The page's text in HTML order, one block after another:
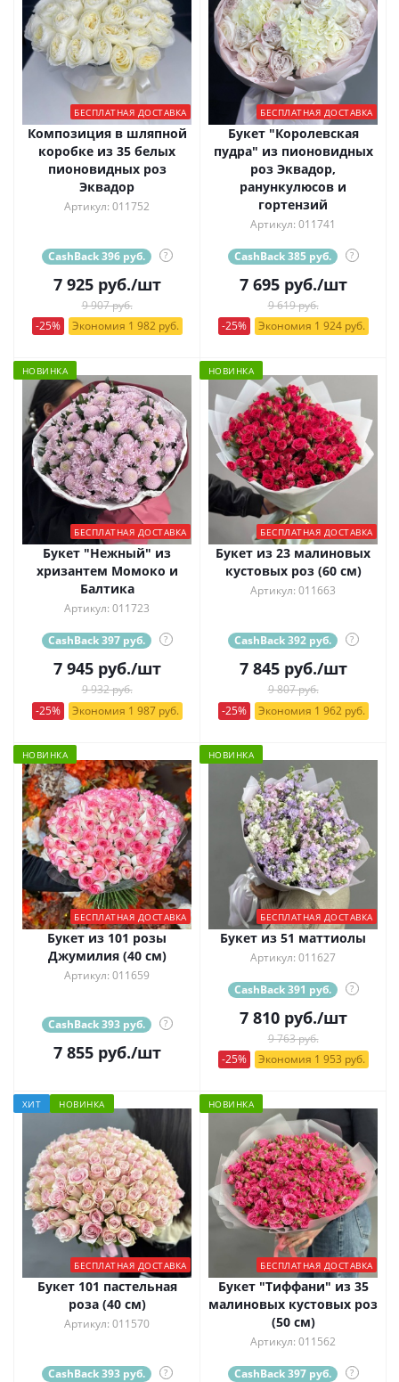
БЕСПЛАТНАЯ ДОСТАВКА
Композиция в шляпной
коробке из 35 белых
пионовидных роз
Эквадор
Артикул: 011752
CashBack 396 руб. ?
7 925руб./шт
9 907 руб.
-25%
Экономия 1 982 руб.
БЕСПЛАТНАЯ ДОСТАВКА
Букет "Королевская
пудра" из пионовидных
роз Эквадор,
ранункулюсов и
гортензий
Артикул: 011741
CashBack 385 руб. ?
7 695руб./шт
9 619 руб.
-25%
Экономия 1 924 руб.
НОВИНКА
БЕСПЛАТНАЯ ДОСТАВКА
Букет "Нежный" из
хризантем Момоко и
Балтика
Артикул: 011723
CashBack 397 руб. ?
7 945руб./шт
9 932 руб.
-25%
Экономия 1 987 руб.
НОВИНКА
БЕСПЛАТНАЯ ДОСТАВКА
Букет из 23 малиновых
кустовых роз (60 см)
Артикул: 011663
CashBack 392 руб. ?
7 845руб./шт
9 807 руб.
-25%
Экономия 1 962 руб.
НОВИНКА
БЕСПЛАТНАЯ ДОСТАВКА
Букет из 101 розы
Джумилия (40 см)
Артикул: 011659
CashBack 393 руб. ?
7 855руб./шт
НОВИНКА
БЕСПЛАТНАЯ ДОСТАВКА
Букет из 51 маттиолы
Артикул: 011627
CashBack 391 руб. ?
7 810руб./шт
9 763 руб.
-25%
Экономия 1 953 руб.
ХИТ НОВИНКА
БЕСПЛАТНАЯ ДОСТАВКА
Букет 101 пастельная
роза (40 см)
Артикул: 011570
CashBack 393 руб. ?
НОВИНКА
БЕСПЛАТНАЯ ДОСТАВКА
Букет "Тиффани" из 35
малиновых кустовых роз
(50 см)
Артикул: 011562
CashBack 397 руб. ?